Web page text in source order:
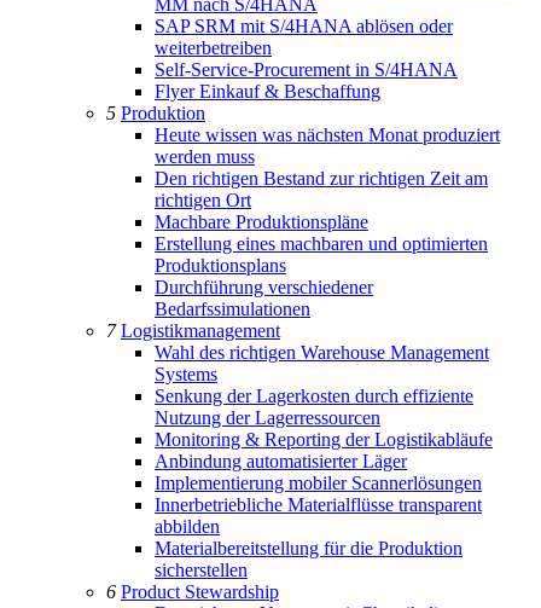
MM nach S/4HANA
SAP SRM mit S/4HANA ablösen oder
weiterbetreiben
Self-Service-Procurement in S/4HANA
Flyer Einkauf & Beschaffung
5 Produktion
Heute wissen was nächsten Monat produziert
werden muss
Den richtigen Bestand zur richtigen Zeit am
richtigen Ort
Machbare Produktionspläne
Erstellung eines machbaren und optimierten
Produktionsplans
Durchführung verschiedener
Bedarfssimulationen
7Logistikmanagement
Wahl des richtigen Warehouse Management
Systems
Senkung der Lagerkosten durch effiziente
Nutzung der Lagerressourcen
Monitoring & Reporting der Logistikabläufe
Anbindung automatisierter Läger
Implementierung mobiler Scannerlösungen
Innerbetriebliche Materialflüsse transparent
abbilden
Materialbereitstellung für die Produktion
sicherstellen
6 Product Stewardship